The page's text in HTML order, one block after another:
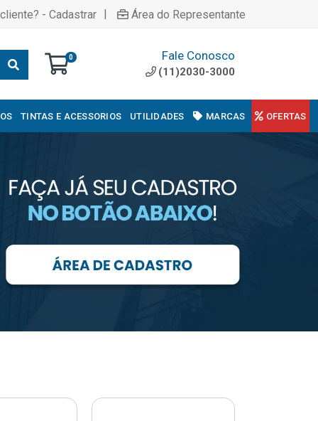
- Cadastrar | Área do Representante
0 Fale Conosco
(11)2030-3000
TINTAS E ACESSORIOS UTILIDADES MARCAS OFERTAS